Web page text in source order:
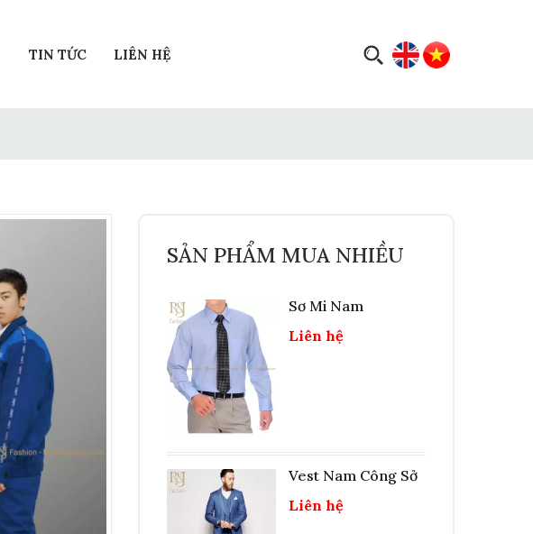
TIN TỨC LIÊN HỆ
SẢN PHẨM MUA NHIỀU
Sơ Mi Nam
Liên hệ
Vest Nam Công Sở
Liên hệ